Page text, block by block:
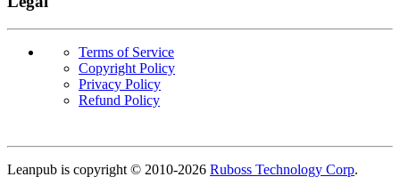
Terms of Service
Copyright Policy
Privacy Policy
Refund Policy
Copyright
Leanpub is copyright © 2010-2026 Ruboss Technology Corp.